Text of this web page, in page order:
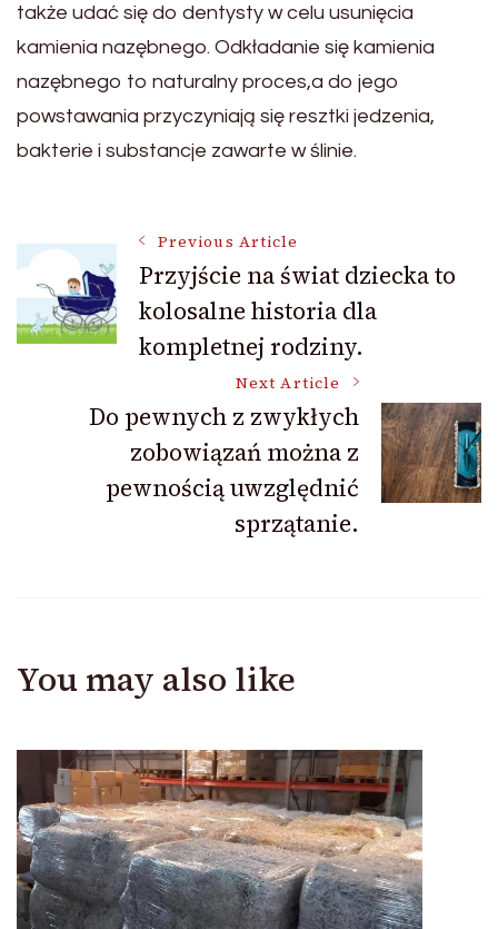
także udać się do dentysty w celu usunięcia
kamienia nazębnego. Odkładanie się kamienia
nazębnego to naturalny proces,a do jego
powstawania przyczyniają się resztki jedzenia,
bakterie i substancje zawarte w ślinie.
Post
Navigation
Previous Article
Przyjście na świat dziecka to
kolosalne historia dla
kompletnej rodziny.
Next Article
Do pewnych z zwykłych
zobowiązań można z
pewnością uwzględnić
sprzątanie.
You may also like